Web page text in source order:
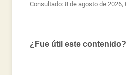
Consultado: 8 de agosto de 2026,
¿Fue útil este contenido?